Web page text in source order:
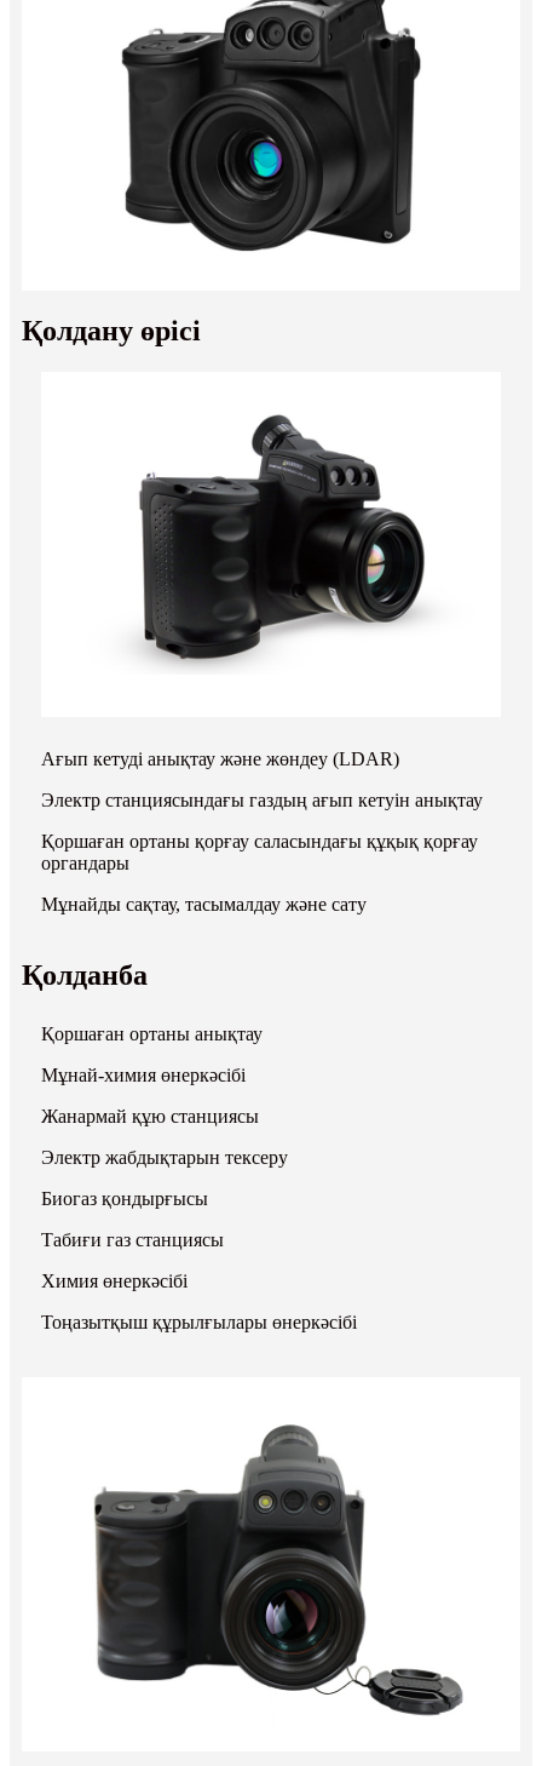
Қолдану өрісі
Ағып кетуді анықтау және жөндеу (LDAR)
Электр станциясындағы газдың ағып кетуін анықтау
Қоршаған ортаны қорғау саласындағы құқық қорғау
органдары
Мұнайды сақтау, тасымалдау және сату
Қолданба
Қоршаған ортаны анықтау
Мұнай-химия өнеркәсібі
Жанармай құю станциясы
Электр жабдықтарын тексеру
Биогаз қондырғысы
Табиғи газ станциясы
Химия өнеркәсібі
Тоңазытқыш құрылғылары өнеркәсібі